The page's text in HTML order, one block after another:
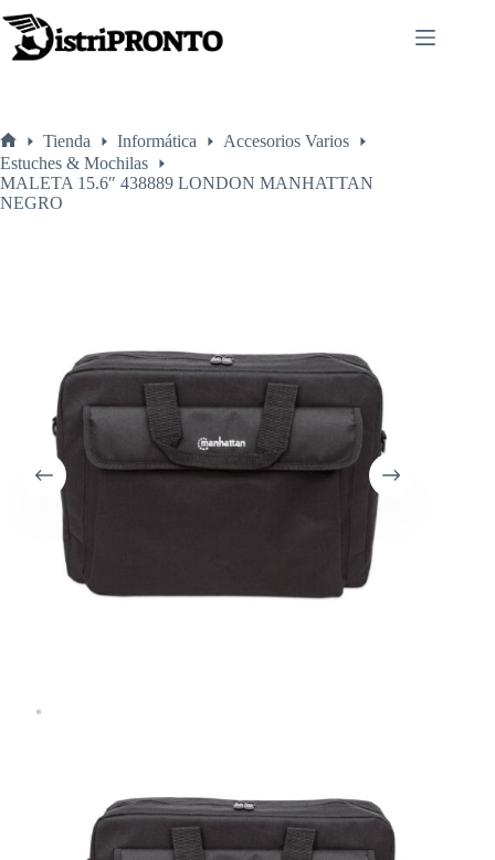
al
contenido
Inicio
Tienda Informática
Accesorios Varios
Estuches & Mochilas
MALETA 15.6″ 438889 LONDON MANHATTAN
NEGRO